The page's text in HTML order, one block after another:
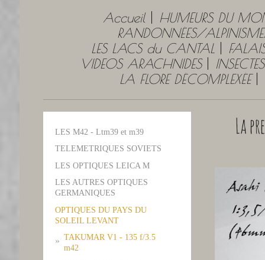
Accueil
HUMEURS DU
RANDONNÉES/
LES LACS du CANTAL
VIDEOS ARACHNIDES
INSECTES
LA FLORE DÉCOMPLEXÉE
La
LES M42 - Ltm39 et m39
TELEMETRIQUES SOVIETS
LES OPTIQUES LEICA M
LES AUTRES OPTIQUES
GERMANIQUES
OPTIQUES DU PAYS DU
SOLEIL LEVANT
TAKUMAR V1 - 135 f/3.5
m42